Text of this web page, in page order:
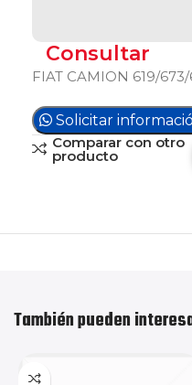
Consultar
FIAT CAMION 619/
Solicitar
Comparar con otro
producto
También pueden